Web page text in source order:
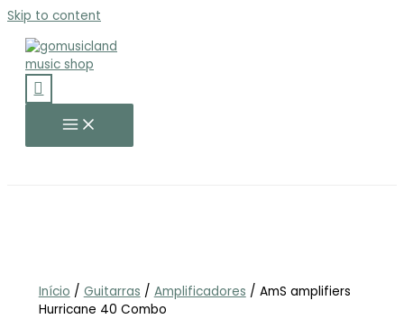
Skip to content
Início / Guitarras / Amplificadores / AmS amplifiers
Hurricane 40 Combo